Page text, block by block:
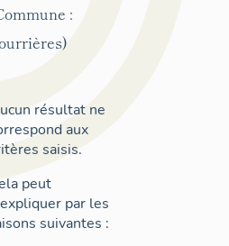
:
résultat ne
aux
saisis.
peut
par les
suivantes :